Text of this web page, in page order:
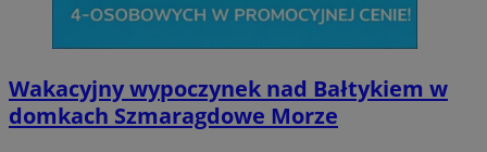
Wakacyjny wypoczynek nad Bałtykiem w
domkach Szmaragdowe Morze